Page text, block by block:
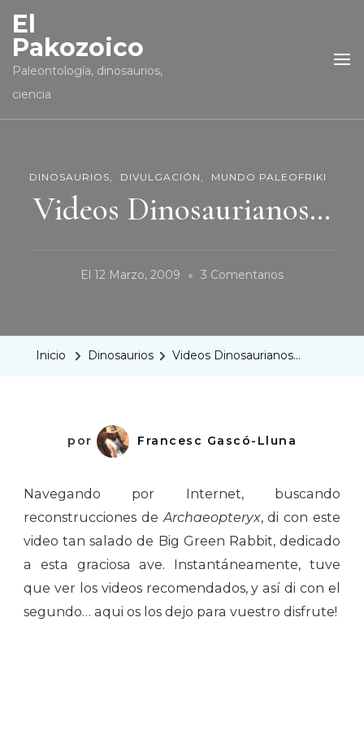
El
Pakozoico
Paleontología, dinosaurios,
ciencia
DINOSAURIOS DIVULGACIÓN MUNDO PALEOFRIKI
Videos Dinosaurianos…
El 12 Marzo, 2009 3 ComentariosEn
Inicio Dinosaurios Videos Dinosaurianos…
por Francesc Gascó-Lluna
Navegando por Internet, buscando
reconstrucciones deArchaeopteryx, di con este
video tan salado de Big Green Rabbit, dedicado
a esta graciosa ave. Instantáneamente, tuve
que ver los videos recomendados, y así di con el
segundo… aqui os los dejo para vuestro disfrute!